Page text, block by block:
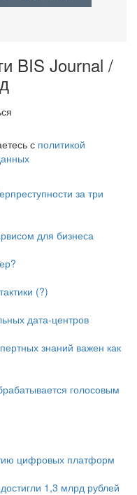
BIS Journal /
с политикой
за три
для бизнеса
(?)
дата-центров
знаний важен как
голосовым
цифровых платформ
1,3 млрд рублей